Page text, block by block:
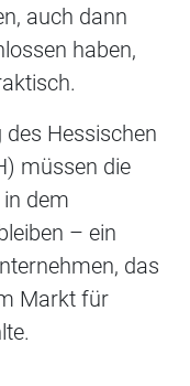
auch dann
haben,
Hessischen
müssen die
dem
– ein
das
Markt für